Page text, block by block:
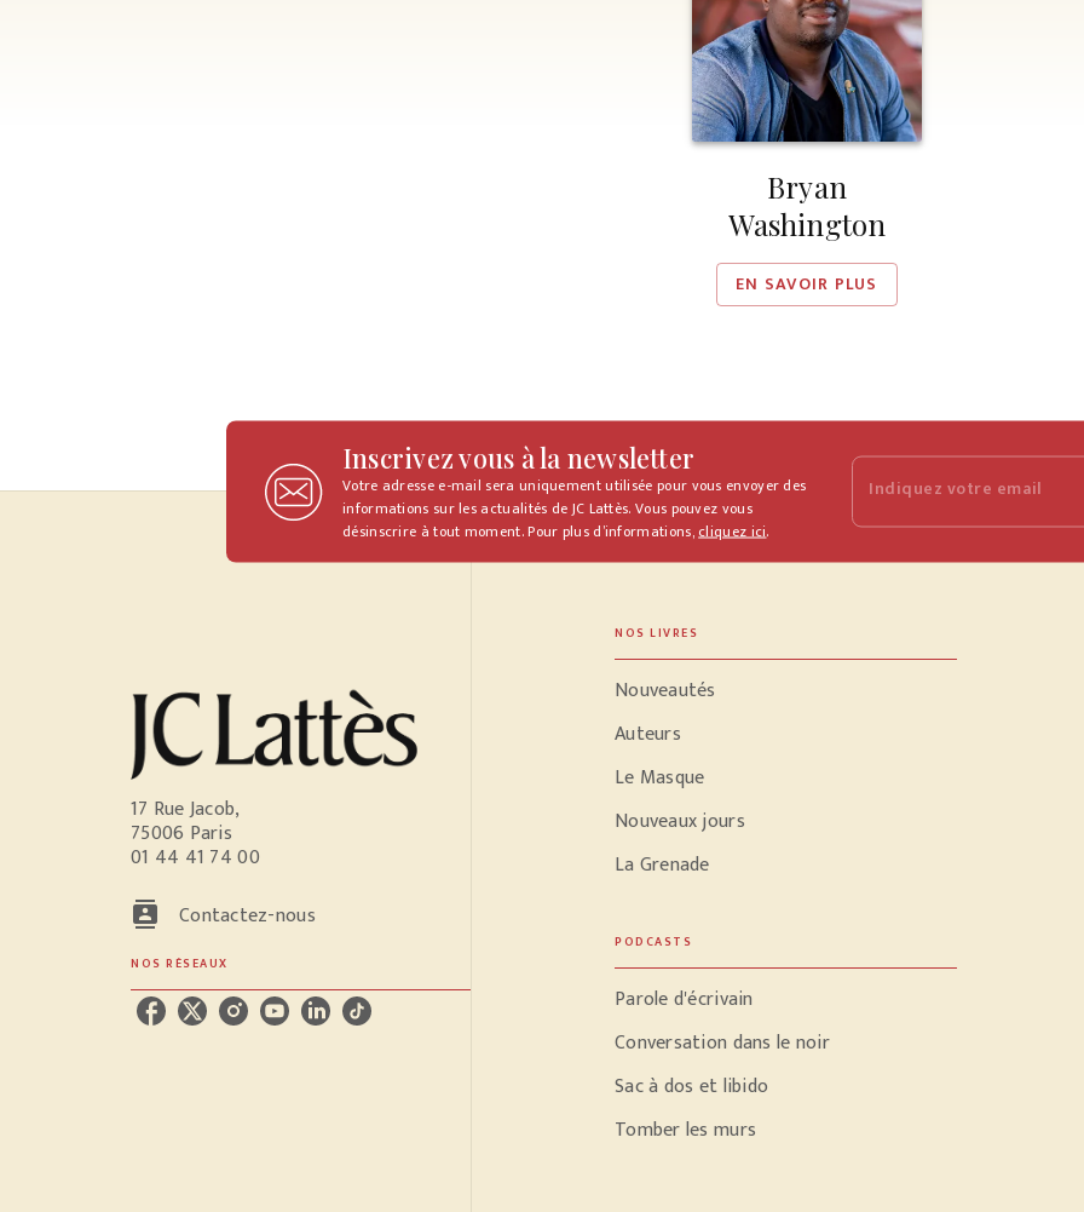
Bryan
Washington
EN SAVOIR PLUS
Inscrivez vous à la newsletter
Votre adresse e-mail sera uniquement utilisée pour vous envoyer des
informations sur les actualités de JC Lattès. Vous pouvez vous
désinscrire à tout moment. Pour plus d’informations,cliquez ici.
Indiquez votre email
17 Rue Jacob,
75006 Paris
01 44 41 74 00
contacts Contactez-nous
NOS RÉSEAUX
NOS LIVRES
Nouveautés
Auteurs
Le Masque
Nouveaux jours
La Grenade
PODCASTS
Parole d'écrivain
Conversation dans le noir
Sac à dos et libido
Tomber les murs